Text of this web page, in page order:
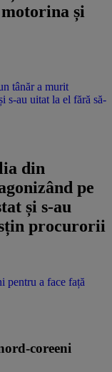
și
tânăr a murit
s-au uitat la el fără să-
din
pe
și s-au
procurorii
pentru a face față
coreeni